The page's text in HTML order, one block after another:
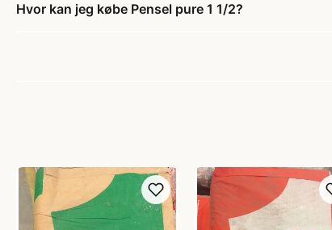
Hvor kan jeg købe Pensel pure 1 1/2?